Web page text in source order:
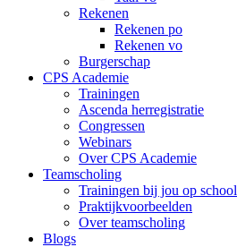
Rekenen
Rekenen po
Rekenen vo
Burgerschap
CPS Academie
Trainingen
Ascenda herregistratie
Congressen
Webinars
Over CPS Academie
Teamscholing
Trainingen bij jou op school
Praktijkvoorbeelden
Over teamscholing
Blogs